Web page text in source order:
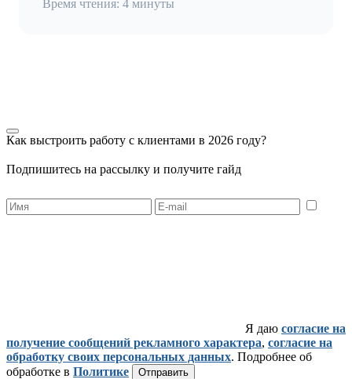
Время чтения: 4 минуты
Как выстроить работу с клиентами в 2026 году?
Подпишитесь на рассылку и получите гайд
Я даю согласие на
получение сообщений рекламного характера, согласие на
обработку своих персональных данных. Подробнее об
обработке в Политике Отправить